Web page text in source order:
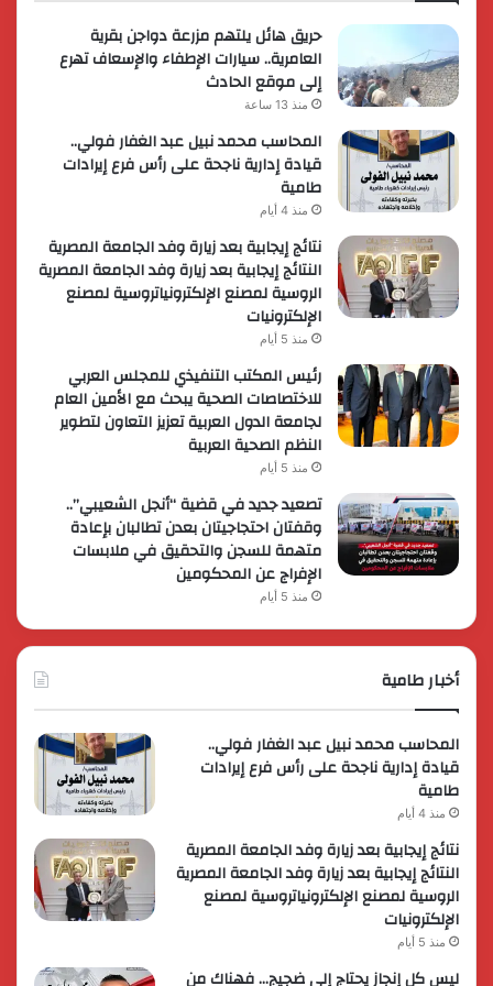
حريق هائل يلتهم مزرعة دواجن بقرية
العامرية.. سيارات الإطفاء والإسعاف تهرع
إلى موقع الحادث
منذ 13 ساعة
المحاسب محمد نبيل عبد الغفار فولي..
قيادة إدارية ناجحة على رأس فرع إيرادات
طامية
منذ 4 أيام
نتائج إيجابية بعد زيارة وفد الجامعة المصرية
النتائج إيجابية بعد زيارة وفد الجامعة المصرية
الروسية لمصنع الإلكترونياتروسية لمصنع
الإلكترونيات
منذ 5 أيام
رئيس المكتب التنفيذي للمجلس العربي
للاختصاصات الصحية يبحث مع الأمين العام
لجامعة الدول العربية تعزيز التعاون لتطوير
النظم الصحية العربية
منذ 5 أيام
تصعيد جديد في قضية “أنجل الشعيبي”..
وقفتان احتجاجيتان بعدن تطالبان بإعادة
متهمة للسجن والتحقيق في ملابسات
الإفراج عن المحكومين
منذ 5 أيام
أخبار طامية
المحاسب محمد نبيل عبد الغفار فولي..
قيادة إدارية ناجحة على رأس فرع إيرادات
طامية
منذ 4 أيام
نتائج إيجابية بعد زيارة وفد الجامعة المصرية
النتائج إيجابية بعد زيارة وفد الجامعة المصرية
الروسية لمصنع الإلكترونياتروسية لمصنع
الإلكترونيات
منذ 5 أيام
ليس كل إنجاز يحتاج إلى ضجيج… فهناك من